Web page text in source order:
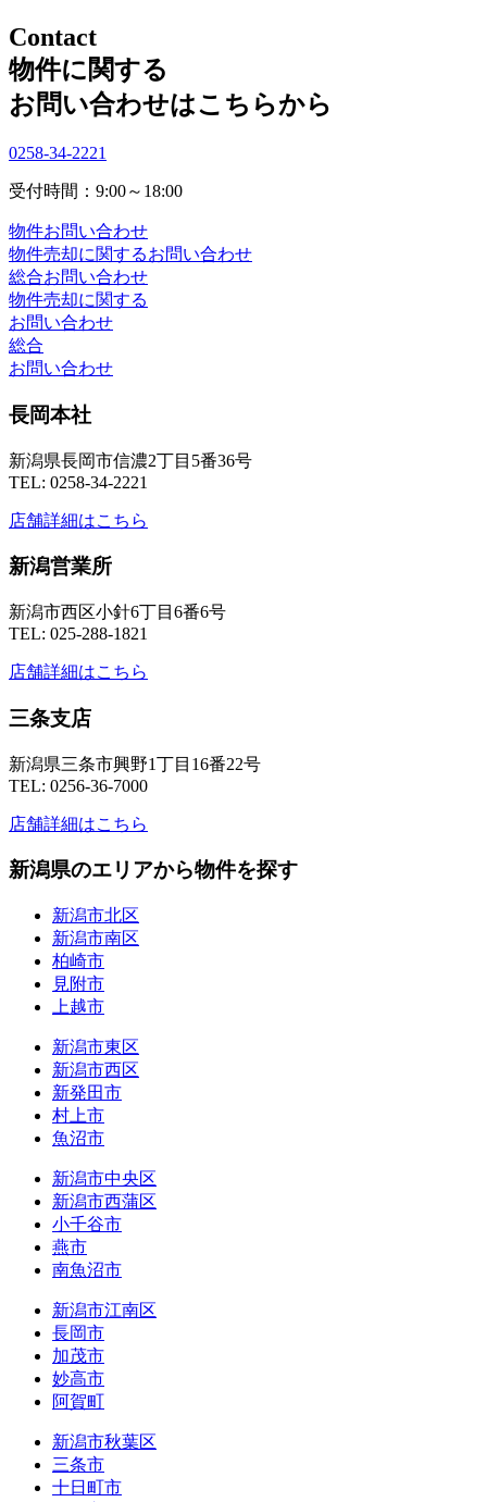
Contact
物件に関する
お問い合わせはこちらから
0258-34-2221
受付時間：9:00～18:00
物件お問い合わせ
物件売却に関するお問い合わせ
総合お問い合わせ
物件売却に関する
お問い合わせ
総合
お問い合わせ
長岡本社
新潟県長岡市信濃2丁目5番36号
TEL: 0258-34-2221
店舗詳細はこちら
新潟営業所
新潟市西区小針6丁目6番6号
TEL: 025-288-1821
店舗詳細はこちら
三条支店
新潟県三条市興野1丁目16番22号
TEL: 0256-36-7000
店舗詳細はこちら
新潟県のエリアから物件を探す
新潟市北区
新潟市南区
柏崎市
見附市
上越市
新潟市東区
新潟市西区
新発田市
村上市
魚沼市
新潟市中央区
新潟市西蒲区
小千谷市
燕市
南魚沼市
新潟市江南区
長岡市
加茂市
妙高市
阿賀町
新潟市秋葉区
三条市
十日町市